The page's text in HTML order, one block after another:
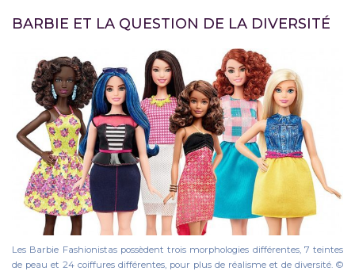
BARBIE ET LA QUESTION DE LA DIVERSITÉ
Les Barbie Fashionistas possèdent trois morphologies différentes, 7 teintes
de peau et 24 coiffures différentes, pour plus de réalisme et de diversité. ©